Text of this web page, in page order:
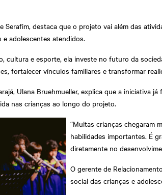
Serafim, destaca que o projeto vai além das
adolescentes atendidos.
cultura e esporte, ela investe no futuro da
fortalecer vínculos familiares e transformar
Ulana Bruehmueller, explica que a iniciativa
nas crianças ao longo do projeto.
“Muitas crianças chegaram
habilidades importantes. É
diretamente no
O gerente de
social das crianças e